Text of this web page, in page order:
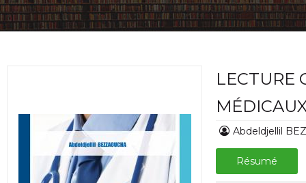
LECTURE
Abdeldjellil
Résumé